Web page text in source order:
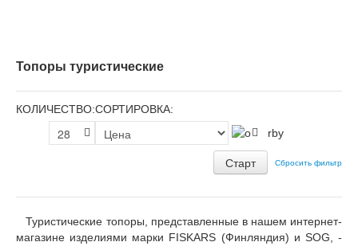
Топоры туристические
СОРТИРОВКА:
КОЛИЧЕСТВО:
Сбросить фильтр
Туристические топоры, представленные в нашем интернет-
магазине изделиями марки FISKARS (Финляндия) и SOG, -